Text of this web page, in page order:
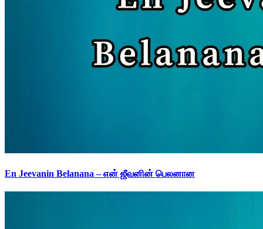
En Jeevanin Belanana – என் ஜீவனின் பெலனான